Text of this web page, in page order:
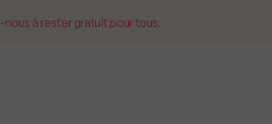
à rester gratuit pour tous.